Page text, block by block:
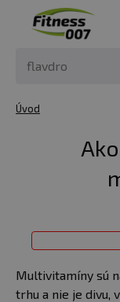
Úvod
Multivitamíny sú
trhu a nie je divu,